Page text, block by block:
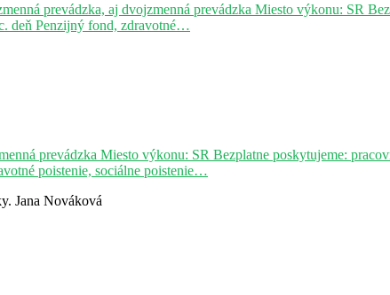
prevádzka, aj dvojzmenná prevádzka Miesto výkonu: SR
deň Penzijný fond, zdravotné…
prevádzka Miesto výkonu: SR Bezplatne poskytujeme:
poistenie, sociálne poistenie…
Jana Nováková